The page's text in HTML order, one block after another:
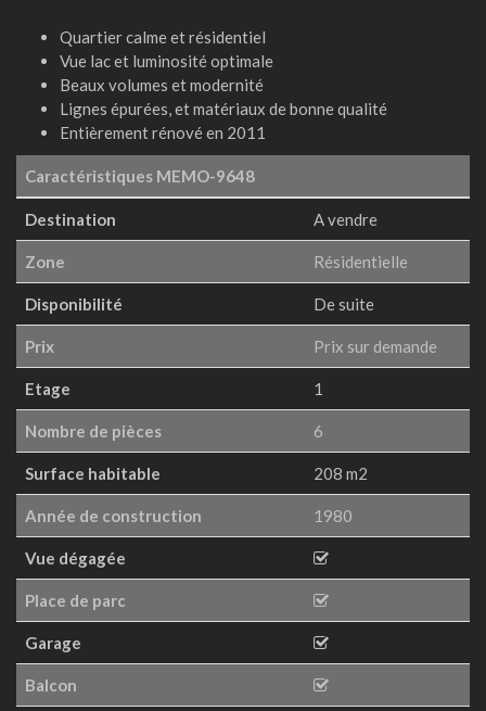
Quartier calme et résidentiel
Vue lac et luminosité optimale
Beaux volumes et modernité
Lignes épurées, et matériaux de bonne qualité
Entièrement rénové en 2011
Caractéristiques MEMO-9648
Destination A vendre
Zone Résidentielle
Disponibilité De suite
Prix Prix sur demande
Etage 1
Nombre de pièces 6
Surface habitable 208 m2
Année de construction 1980
Vue dégagée
Place de parc
Garage
Balcon